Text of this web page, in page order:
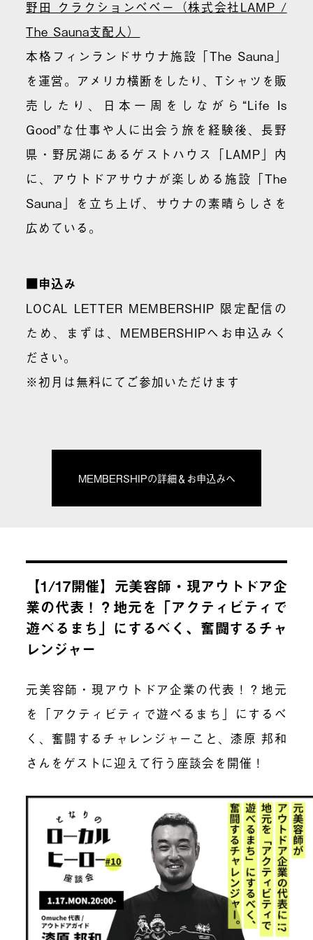
野田 クラクションべべー（株式会社LAMP /
The Sauna支配人）
本格フィンランドサウナ施設「The Sauna」
を運営。アメリカ横断をしたり、Tシャツを販
売したり、日本一周をしながら“Life Is
Good”な仕事や人に出会う旅を経験後、長野
県・野尻湖にあるゲストハウス「LAMP」内
に、アウトドアサウナが楽しめる施設「The
Sauna」を立ち上げ、サウナの素晴らしさを
広めている。
■申込み
LOCAL LETTER MEMBERSHIP 限定配信の
ため、まずは、MEMBERSHIPへお申込みく
ださい。
※初月は無料にてご参加いただけます
MEMBERSHIPの詳細＆お申込みへ
【1/17開催】元美容師・現アウトドア企
業の代表！？地元を「アクティビティで
遊べるまち」にするべく、奮闘するチャ
レンジャー
元美容師・現アウトドア企業の代表！？地元
を「アクティビティで遊べるまち」にするべ
く、奮闘するチャレンジャーこと、漆原 邦和
さんをゲストに迎えて行う座談会を開催！